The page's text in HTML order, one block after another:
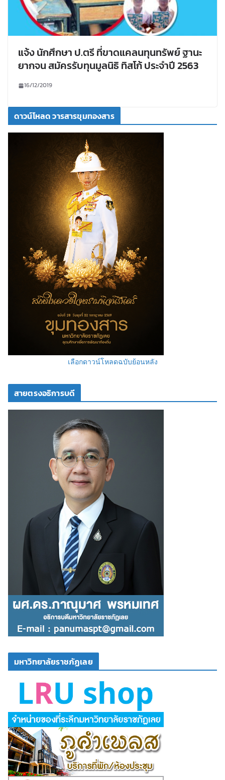
แจ้ง นักศึกษา ป.ตรี ที่ขาดแคลนทุนทรัพย์ ฐานะ
ยากจน สมัครรับทุนมูลนิธิ ทิสโก้ ประจำปี 2563
16/12/2019
ดาวน์โหลด วารสารขุมทองสาร
เลือกดาวน์โหลดฉบับย้อนหลัง
สายตรงอธิการบดี
มหาวิทยาลัยราชภัฏเลย